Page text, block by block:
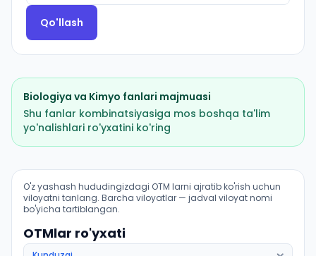
Qo'llash
Biologiya va Kimyo fanlari majmuasi
Shu fanlar kombinatsiyasiga mos boshqa ta'lim
yo'nalishlari ro'yxatini ko'ring
Pediatriya ishi (Nurobod tumani): OTM lar bo'yicha
O'z yashash hududingizdagi OTM larni ajratib ko'rish uchun
viloyatni tanlang. Barcha viloyatlar — jadval viloyat nomi
bo'yicha tartiblangan.
OTMlar ro'yxati